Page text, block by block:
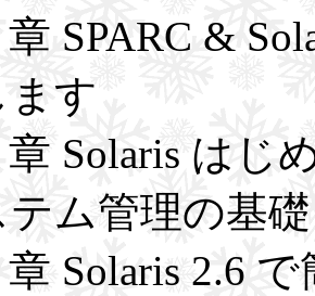
SPARC &
ます
Solaris はじ
テム管理の基礎
Solaris 2.6